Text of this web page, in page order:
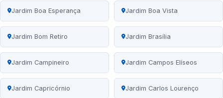
Jardim Boa Esperança Jardim Boa Vista
Jardim Bom Retiro Jardim Brasília
Jardim Campineiro Jardim Campos Elíseos
Jardim Capricórnio Jardim Carlos Lourenço